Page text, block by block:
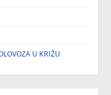
U KRIŽU